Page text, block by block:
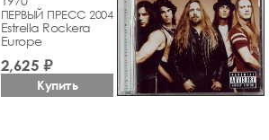
ПЕРВЫЙ ПРЕСС 2004
Estrella Rockera
Europe
2,625 ₽
Купить